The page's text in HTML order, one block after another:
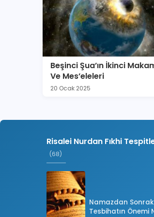
Beşinci Şua’ın İkinci
Ve Mes’eleleri
20 Ocak 2025
Risalei Nurdan Fıkhi
(68)
Namazdan
Tesbihatın Önemi